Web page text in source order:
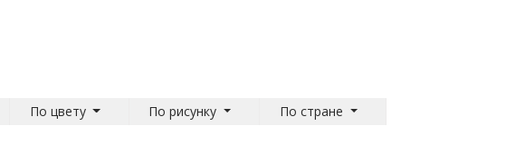
По цвету По рисунку По стране